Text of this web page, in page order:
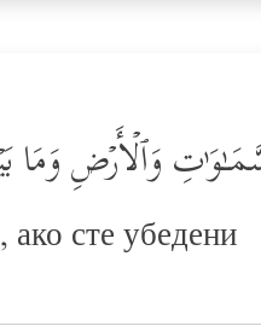
ٰ⁠تِ وَٱلۡأَرۡضِ وَمَا
сте убедени